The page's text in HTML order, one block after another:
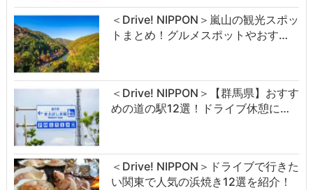
＜Drive! NIPPON＞嵐山の観光スポッ
トまとめ！グルメスポットやおす…
＜Drive! NIPPON＞【群馬県】おすす
めの道の駅12選！ドライブ休憩に…
＜Drive! NIPPON＞ドライブで行きた
い関東で人気の浜焼き12選を紹介！